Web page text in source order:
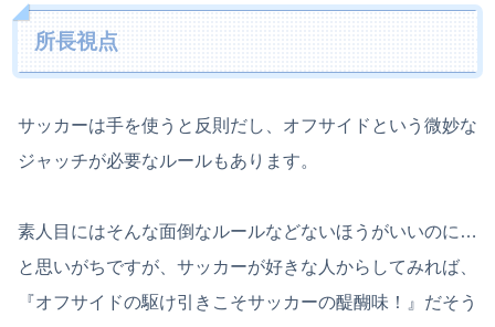
所長視点
サッカーは手を使うと反則だし、オフサイドという微妙な
ジャッチが必要なルールもあります。
素人目にはそんな面倒なルールなどないほうがいいのに…
と思いがちですが、サッカーが好きな人からしてみれば、
『オフサイドの駆け引きこそサッカーの醍醐味！』だそう